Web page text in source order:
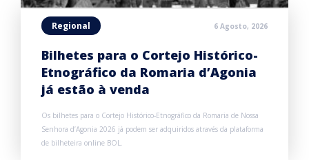
Regional 6 Agosto, 2026
Bilhetes para o Cortejo Histórico-
Etnográfico da Romaria d’Agonia
já estão à venda
Os bilhetes para o Cortejo Histórico-Etnográfico da Romaria de Nossa
Senhora d’Agonia 2026 já podem ser adquiridos através da plataforma
de bilheteira online BOL.